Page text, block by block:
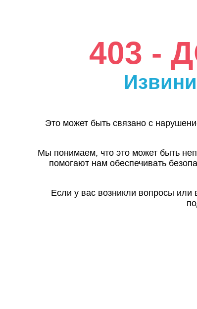
403 -
Это может быть связано с
Мы понимаем, что это может быть
помогают нам обеспечивать
Если у вас возникли вопросы или